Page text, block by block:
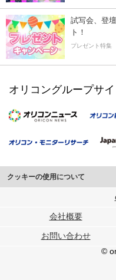
試写会、登
ト！
プレゼント特集
オリコングループサイ
クッキーの使用について
このサイトでは Cookie を使用し
行っています。
メディアや広告配信、データ解
各パートナーは、この情報とユ
ユーザーが各パートナーのサー
会社概要
お問い合わせ
©